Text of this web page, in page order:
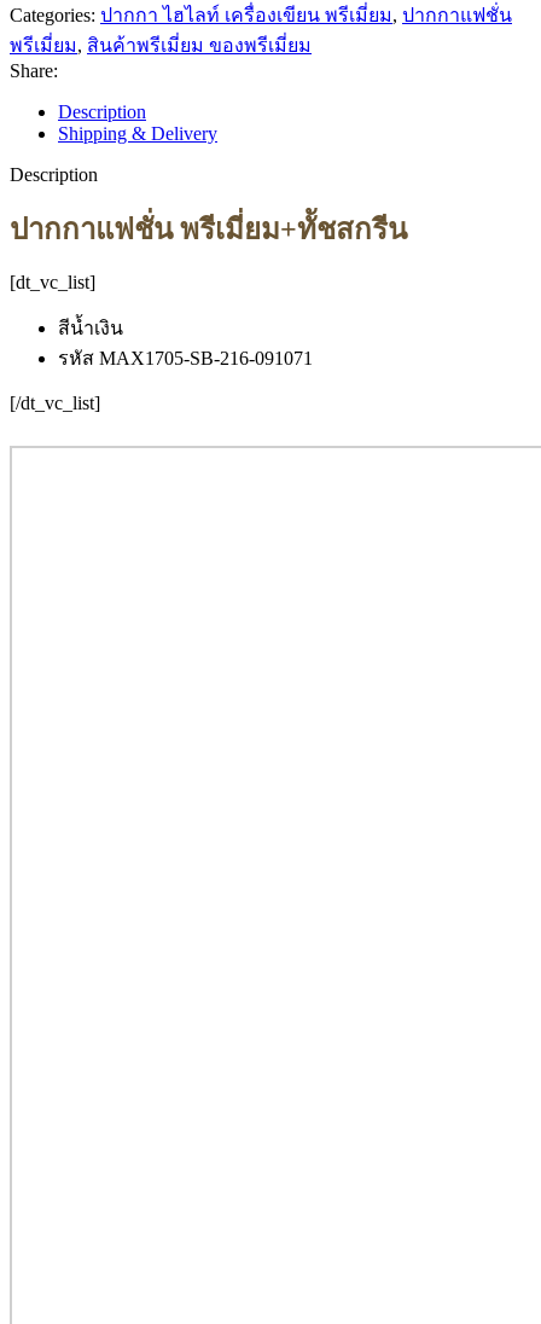
Categories: ปากกา ไฮไลท์ เครื่องเขียน พรีเมี่ยม, ปากกาแฟชั่น
พรีเมี่ยม, สินค้าพรีเมี่ยม ของพรีเมี่ยม
Share:
Description
Shipping & Delivery
Description
ปากกาแฟชั่น พรีเมี่ยม+ทััชสกรีน
[dt_vc_list]
สีน้ำเงิน
รหัส MAX1705-SB-216-091071
[/dt_vc_list]